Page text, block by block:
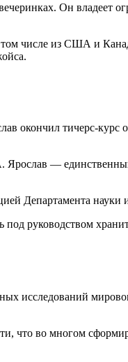
Он владеет
том числе из США и
окончил тичерс-курс
Ярослав —
Департамента
под руководством
исследований
что во многом